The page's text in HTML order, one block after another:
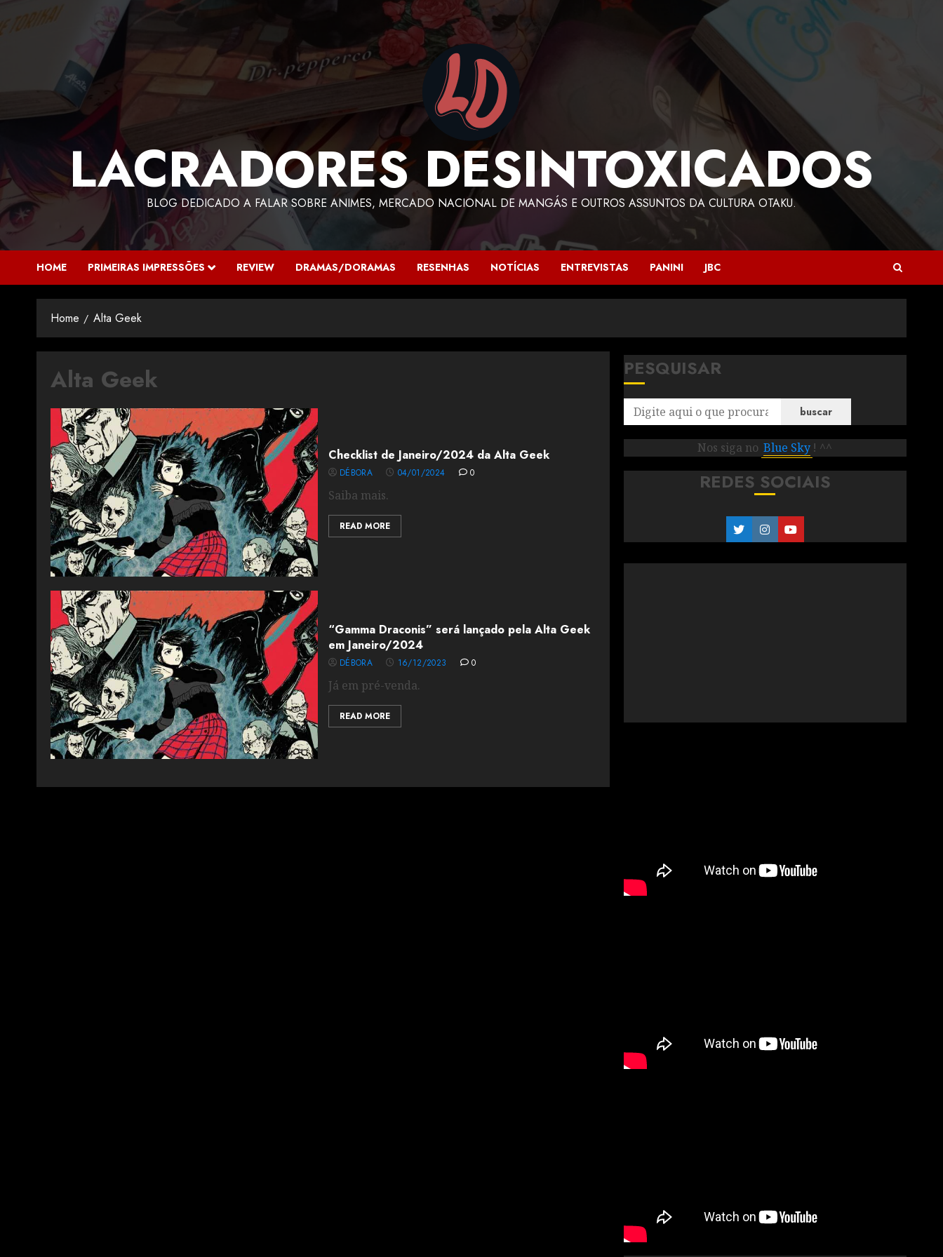
LACRADORES DESINTOXICADOS
BLOG DEDICADO A FALAR SOBRE ANIMES, MERCADO NACIONAL DE MANGÁS E OUTROS ASSUNTOS DA CULTURA OTAKU.
HOME PRIMEIRAS IMPRESSÕES REVIEW DRAMAS/DORAMAS RESENHAS NOTÍCIAS ENTREVISTAS PANINI JBC
Home Alta Geek
Alta Geek
Checklist de Janeiro/2024 da Alta Geek
DÉBORA 04/01/2024 0
Saiba mais.
READ MORE
“Gamma Draconis” será lançado pela Alta Geek
em Janeiro/2024
DÉBORA 16/12/2023 0
Já em pré-venda.
READ MORE
PESQUISAR
buscar
Nos siga no Blue Sky ! ^^
REDES SOCIAIS